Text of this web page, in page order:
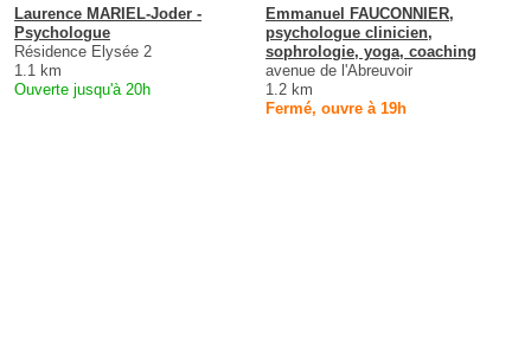
Laurence MARIEL-Joder -
Psychologue
Résidence Elysée 2
1.1 km
Ouverte jusqu'à 20h
Emmanuel FAUCONNIER,
psychologue clinicien,
sophrologie, yoga, coaching
avenue de l'Abreuvoir
1.2 km
Fermé, ouvre à 19h